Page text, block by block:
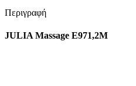
Περιγραφή
JULIA Massage E971,2M